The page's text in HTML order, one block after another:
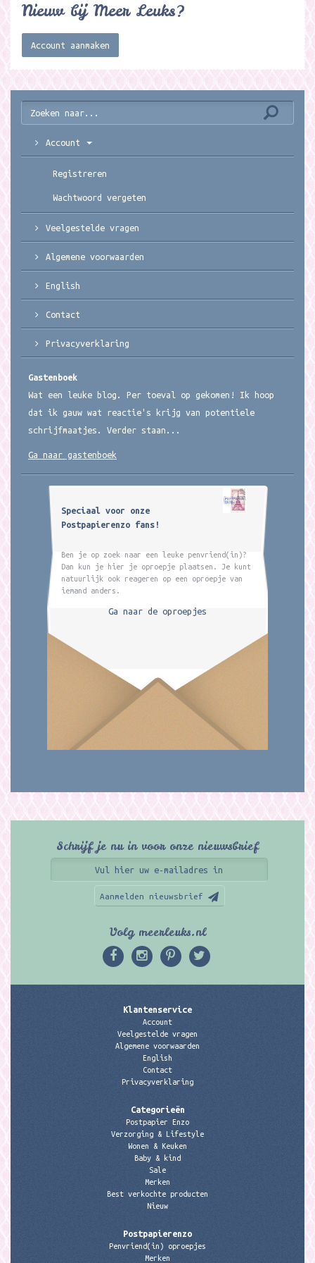
Nieuw bij Meer Leuks?
Account aanmaken
Account
Registreren
Wachtwoord vergeten
Veelgestelde vragen
Algemene voorwaarden
English
Contact
Privacyverklaring
Gastenboek
Wat een leuke blog. Per toeval op gekomen! Ik hoop
dat ik gauw wat reactie's krijg van potentiele
schrijfmaatjes. Verder staan...
Ga naar gastenboek
Speciaal voor onze
Postpapierenzo fans!
Ben je op zoek naar een leuke penvriend(in)?
Dan kun je hier je oproepje plaatsen. Je kunt
natuurlijk ook reageren op een oproepje van
iemand anders.
Ga naar de oproepjes
Schrijf je nu in voor onze nieuwsbrief
Aanmelden nieuwsbrief
Volg meerleuks.nl
Klantenservice
Account
Veelgestelde vragen
Algemene voorwaarden
English
Contact
Privacyverklaring
Categorieën
Postpapier Enzo
Verzorging & Lifestyle
Wonen & Keuken
Baby & kind
Sale
Merken
Best verkochte producten
Nieuw
Postpapierenzo
Penvriend(in) oproepjes
Merken